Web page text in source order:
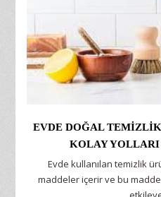
EVDE DOĞAL
KOLAY
Evde kullanılan temizlik
maddeler içerir ve bu